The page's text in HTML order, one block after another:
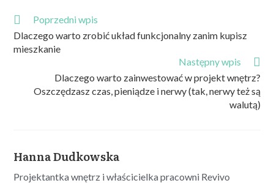
Poprzedni wpis
Dlaczego warto zrobić układ funkcjonalny zanim kupisz
mieszkanie
Następny wpis
Dlaczego warto zainwestować w projekt wnętrz?
Oszczędzasz czas, pieniądze i nerwy (tak, nerwy też są
walutą)
Hanna Dudkowska
Projektantka wnętrz i właścicielka pracowni Revivo